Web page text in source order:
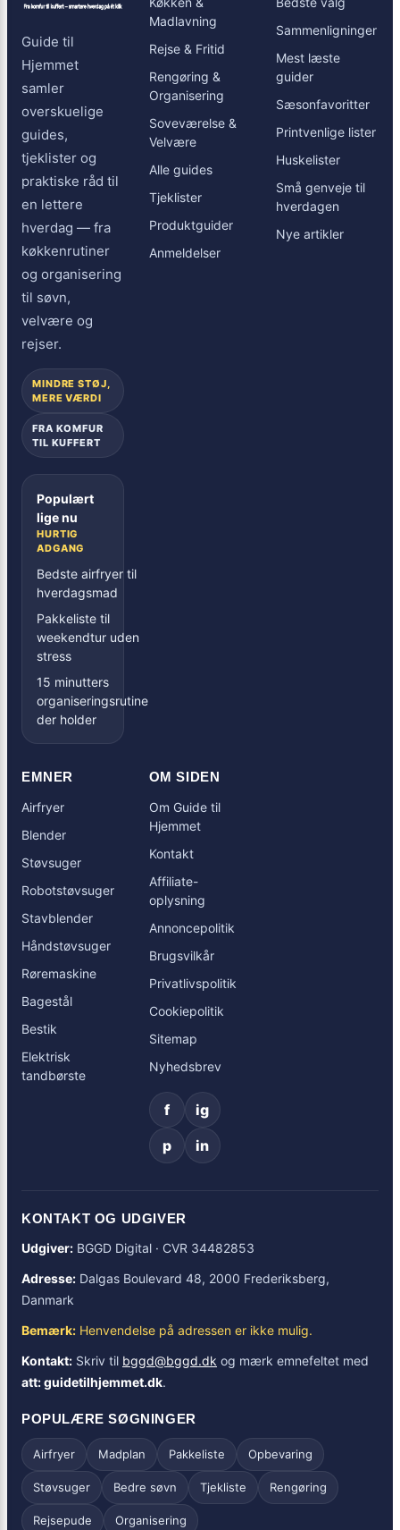
Guide til
Hjemmet
samler
overskuelige
guides,
tjeklister og
praktiske råd til
en lettere
hverdag — fra
køkkenrutiner
og organisering
til søvn,
velvære og
rejser.
MINDRE STØJ,
MERE VÆRDI
FRA KOMFUR
TIL KUFFERT
Populært
lige nu
HURTIG
ADGANG
Bedste airfryer til
hverdagsmad
Pakkeliste til
weekendtur uden
stress
15 minutters
organiseringsrutine
der holder
Madlavning
Rejse & Fritid
Rengøring &
Organisering
Soveværelse &
Velvære
Alle guides
Tjeklister
Produktguider
Anmeldelser
Sammenligninger
Mest læste
guider
Sæsonfavoritter
Printvenlige lister
Huskelister
Små genveje til
hverdagen
Nye artikler
EMNER
Airfryer
Blender
Støvsuger
Robotstøvsuger
Stavblender
Håndstøvsuger
Røremaskine
Bagestål
Bestik
Elektrisk
tandbørste
OM SIDEN
Om Guide til
Hjemmet
Kontakt
Affiliate-
oplysning
Annoncepolitik
Brugsvilkår
Privatlivspolitik
Cookiepolitik
Sitemap
Nyhedsbrev
f
ig
p
in
KONTAKT OG UDGIVER
Udgiver: BGGD Digital · CVR 34482853
Adresse: Dalgas Boulevard 48, 2000 Frederiksberg,
Danmark
Bemærk: Henvendelse på adressen er ikke mulig.
Kontakt: Skriv til bggd@bggd.dk og mærk emnefeltet med
att: guidetilhjemmet.dk.
POPULÆRE SØGNINGER
Airfryer Madplan Pakkeliste Opbevaring
Støvsuger Bedre søvn Tjekliste Rengøring
Rejsepude Organisering